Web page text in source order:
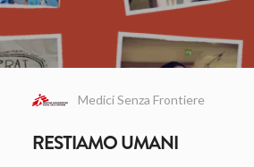
Medici Senza Frontiere
RESTIAMO UMANI